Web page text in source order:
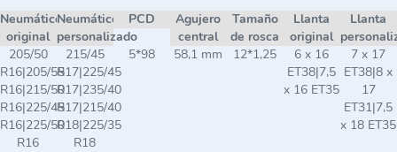
Neumático
original
Neumático
personalizado
PCD
Agujero
central
Tamaño
de rosca
Llanta
original
Llanta
205/50
R16|205/55
R16|215/50
R16|225/45
R16|225/50
R16
215/45
R17|225/45
R17|235/40
R17|215/40
R18|225/35
R18
5*98 58,1 mm 12*1,25
6 x 16
ET38|7,5
x 16 ET35
7 x 17
ET38|8 x
17
ET31|7,5
x 18 ET35